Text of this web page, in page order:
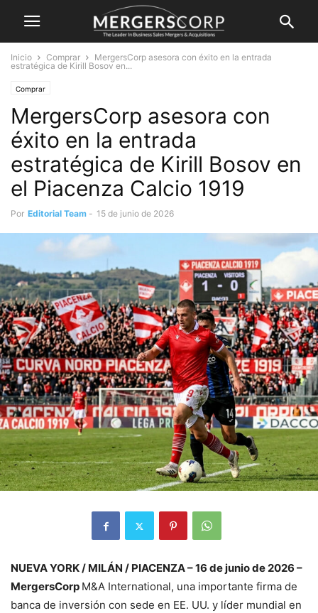
Inicio Comprar
MergersCorp asesora con éxito en la entrada
estratégica de Kirill Bosov en...
Comprar
MergersCorp asesora con
éxito en la entrada
estratégica de Kirill Bosov en
el Piacenza Calcio 1919
Por Editorial Team - 15 de junio de 2026
NUEVA YORK / MILÁN / PIACENZA – 16 de junio de 2026 –
MergersCorp M&A International, una importante firma de
banca de inversión con sede en EE. UU. y líder mundial en